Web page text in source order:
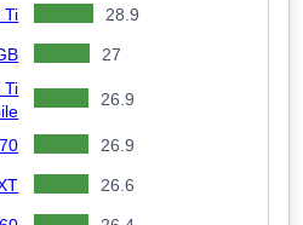
Ti 28.9
27
Ti
26.9
26.9
26.6